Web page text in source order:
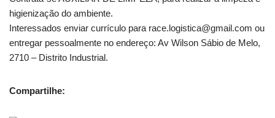
higienização do ambiente.
Interessados enviar currículo para race.logistica@gmail.com ou
entregar pessoalmente no endereço: Av Wilson Sábio de Melo,
2710 – Distrito Industrial.
Compartilhe: